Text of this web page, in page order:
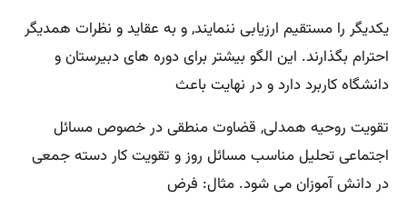
یکدیگر را مستقیم ارزیابی ننمایند, و به عقاید و نظرات همدیگر
احترام بگذارند. این الگو بیشتر برای دوره های دبیرستان و
دانشگاه کاربرد دارد و در نهایت باعث
تقویت روحیه همدلی, قضاوت منطقی در خصوص مسائل
اجتماعی تحلیل مناسب مسائل روز و تقویت کار دسته جمعی
در دانش آموزان می شود. مثال: فرض